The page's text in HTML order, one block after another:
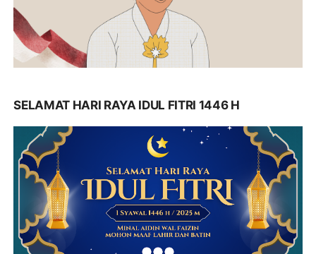
SELAMAT HARI RAYA IDUL FITRI 1446 H